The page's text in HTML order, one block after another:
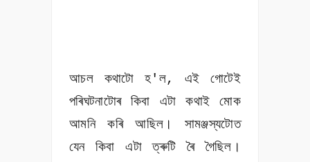
আচল কথাটো হ'ল, এই গোটেই
পৰিঘটনাটোৰ কিবা এটা কথাই মোক
আমনি কৰি আছিল। সামঞ্জস্যটোত
যেন কিবা এটা ত্ৰুটি ৰৈ গৈছিল।